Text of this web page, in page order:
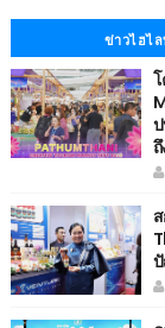
ข่าวไฮไ